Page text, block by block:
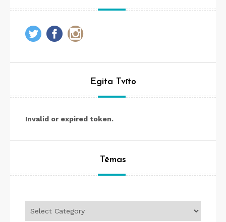
Egita Tvīto
Invalid or expired token.
Tēmas